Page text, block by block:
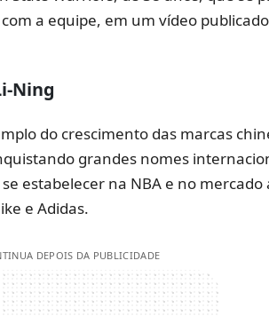
a equipe, em um vídeo
Ning
do crescimento das marcas
grandes nomes
estabelecer na NBA e no mercado
e Adidas.
DEPOIS DA PUBLICIDADE